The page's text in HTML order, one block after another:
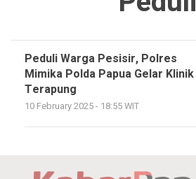
Peduli Warga Pesisir, Polres
Mimika Polda Papua Gelar Klinik
Terapung
10 February 2025 - 18:55 WIT